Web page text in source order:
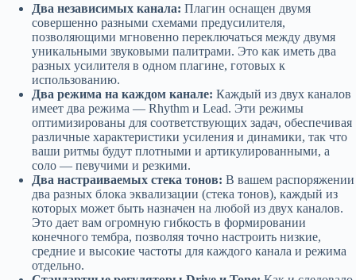
Два независимых канала: Плагин оснащен двумя
совершенно разными схемами предусилителя,
позволяющими мгновенно переключаться между двумя
уникальными звуковыми палитрами. Это как иметь два
разных усилителя в одном плагине, готовых к
использованию.
Два режима на каждом канале: Каждый из двух каналов
имеет два режима — Rhythm и Lead. Эти режимы
оптимизированы для соответствующих задач, обеспечивая
различные характеристики усиления и динамики, так что
ваши ритмы будут плотными и артикулированными, а
соло — певучими и резкими.
Два настраиваемых стека тонов: В вашем распоряжении
два разных блока эквализации (стека тонов), каждый из
которых может быть назначен на любой из двух каналов.
Это дает вам огромную гибкость в формировании
конечного тембра, позволяя точно настроить низкие,
средние и высокие частоты для каждого канала и режима
отдельно.